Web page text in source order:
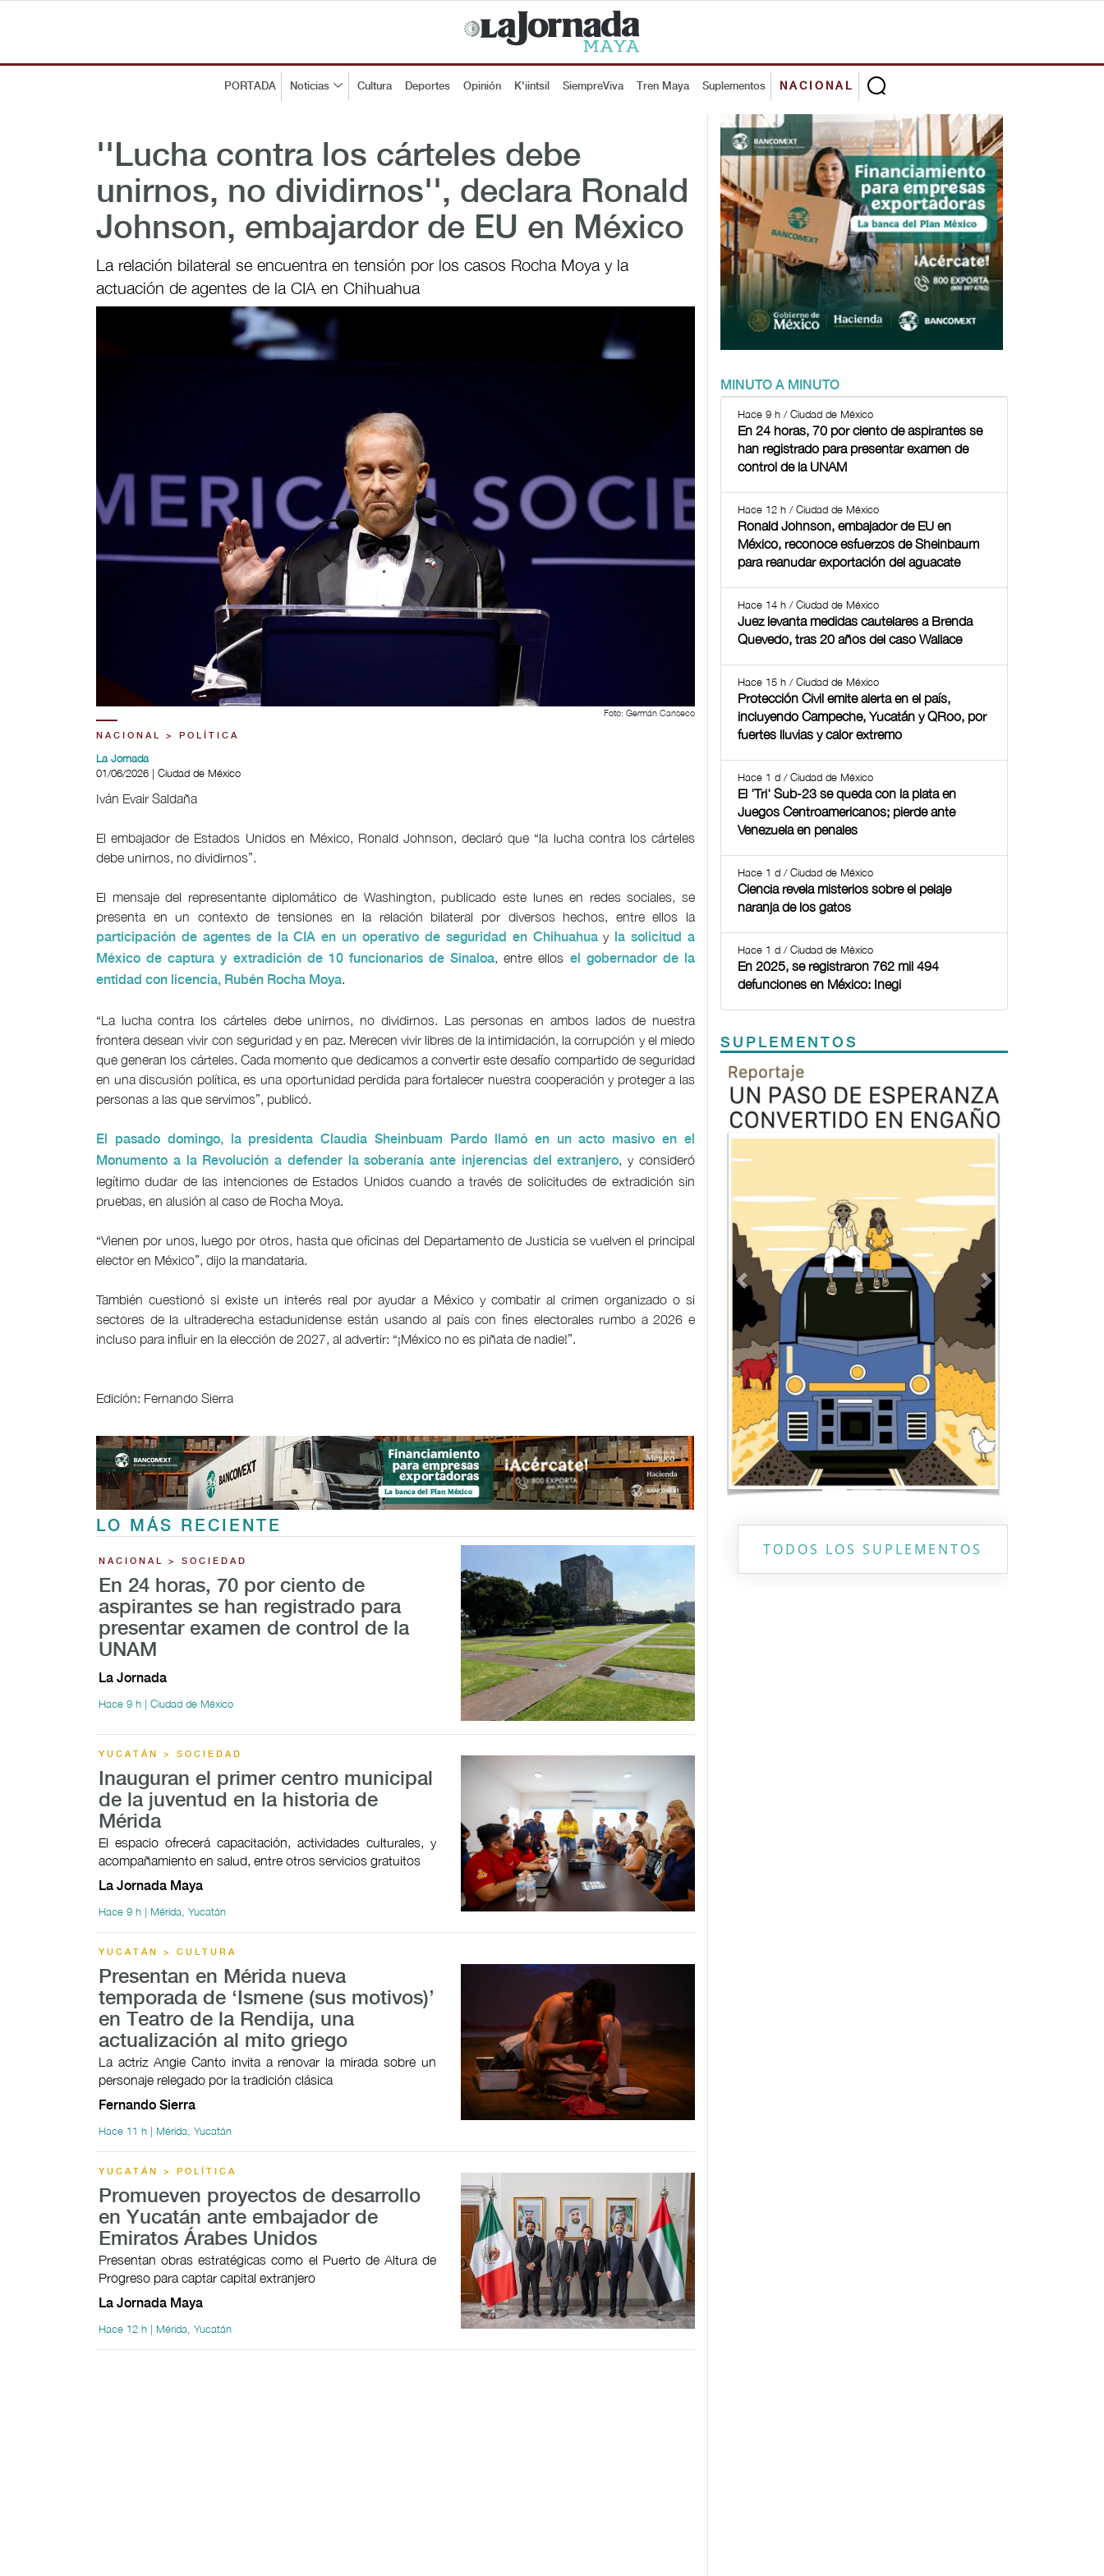
PORTADA Noticias Cultura Deportes Opinión K'iintsil SiempreViva Tren Maya Suplementos NACIONAL
''Lucha contra los cárteles debe
unirnos, no dividirnos'', declara Ronald
Johnson, embajardor de EU en México
La relación bilateral se encuentra en tensión por los casos Rocha Moya y la
actuación de agentes de la CIA en Chihuahua
Foto: Germán Canseco
NACIONAL > POLÍTICA
La Jornada
01/06/2026 | Ciudad de México
Iván Evair Saldaña
El embajador de Estados Unidos en México, Ronald Johnson, declaró que “la lucha contra los cárteles
debe unirnos, no dividirnos”.
El mensaje del representante diplomático de Washington, publicado este lunes en redes sociales, se
presenta en un contexto de tensiones en la relación bilateral por diversos hechos, entre ellos la
participación de agentes de la CIA en un operativo de seguridad en Chihuahuay la solicitud a
México de captura y extradición de 10 funcionarios de Sinaloa, entre ellos el gobernador de la
entidad con licencia, Rubén Rocha Moya.
“La lucha contra los cárteles debe unirnos, no dividirnos. Las personas en ambos lados de nuestra
frontera desean vivir con seguridad y en paz. Merecen vivir libres de la intimidación, la corrupción y el miedo
que generan los cárteles. Cada momento que dedicamos a convertir este desafío compartido de seguridad
en una discusión política, es una oportunidad perdida para fortalecer nuestra cooperación y proteger a las
personas a las que servimos”, publicó.
El pasado domingo, la presidenta Claudia Sheinbuam Pardo llamó en un acto masivo en el
Monumento a la Revolución a defender la soberanía ante injerencias del extranjero, y consideró
legítimo dudar de las intenciones de Estados Unidos cuando a través de solicitudes de extradición sin
pruebas, en alusión al caso de Rocha Moya.
“Vienen por unos, luego por otros, hasta que oficinas del Departamento de Justicia se vuelven el principal
elector en México”, dijo la mandataria.
También cuestionó si existe un interés real por ayudar a México y combatir al crimen organizado o si
sectores de la ultraderecha estadunidense están usando al país con fines electorales rumbo a 2026 e
incluso para influir en la elección de 2027, al advertir: “¡México no es piñata de nadie!”.
Edición: Fernando Sierra
LO MÁS RECIENTE
NACIONAL > SOCIEDAD
En 24 horas, 70 por ciento de
aspirantes se han registrado para
presentar examen de control de la
UNAM
La Jornada
Hace 9 h | Ciudad de México
YUCATÁN > SOCIEDAD
Inauguran el primer centro municipal
de la juventud en la historia de
Mérida
El espacio ofrecerá capacitación, actividades culturales, y
acompañamiento en salud, entre otros servicios gratuitos
La Jornada Maya
Hace 9 h | Mérida, Yucatán
YUCATÁN > CULTURA
Presentan en Mérida nueva
temporada de ‘Ismene (sus motivos)’
en Teatro de la Rendija, una
actualización al mito griego
La actriz Angie Canto invita a renovar la mirada sobre un
personaje relegado por la tradición clásica
Fernando Sierra
Hace 11 h | Mérida, Yucatán
YUCATÁN > POLÍTICA
Promueven proyectos de desarrollo
en Yucatán ante embajador de
Emiratos Árabes Unidos
Presentan obras estratégicas como el Puerto de Altura de
Progreso para captar capital extranjero
La Jornada Maya
Hace 12 h | Mérida, Yucatán
MINUTO A MINUTO
Hace 9 h / Ciudad de México
En 24 horas, 70 por ciento de aspirantes se
han registrado para presentar examen de
control de la UNAM
Hace 12 h / Ciudad de México
Ronald Johnson, embajador de EU en
México, reconoce esfuerzos de Sheinbaum
para reanudar exportación del aguacate
Hace 14 h / Ciudad de México
Juez levanta medidas cautelares a Brenda
Quevedo, tras 20 años del caso Wallace
Hace 15 h / Ciudad de México
Protección Civil emite alerta en el país,
incluyendo Campeche, Yucatán y QRoo, por
fuertes lluvias y calor extremo
Hace 1 d / Ciudad de México
El 'Tri' Sub-23 se queda con la plata en
Juegos Centroamericanos; pierde ante
Venezuela en penales
Hace 1 d / Ciudad de México
Ciencia revela misterios sobre el pelaje
naranja de los gatos
Hace 1 d / Ciudad de México
En 2025, se registraron 762 mil 494
defunciones en México: Inegi
SUPLEMENTOS
Previous Next
TODOS LOS SUPLEMENTOS